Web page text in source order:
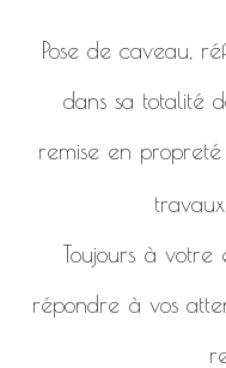
Pose de caveau,
dans sa totalité
remise en
Toujours à votre
répondre à vos